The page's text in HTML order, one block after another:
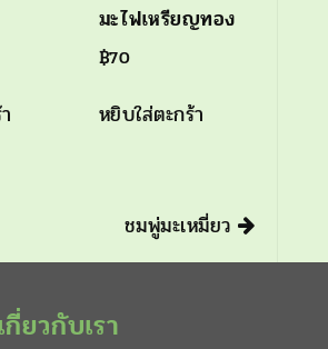
มะไฟเหรียญทอง
฿70
หยิบใส่ตะกร้า
ชมพู่มะเหมี่ยว
กี่ยวกับเรา